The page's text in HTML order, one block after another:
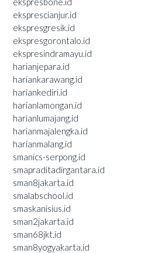
eksprescianjur.id
ekspresgresik.id
ekspresgorontalo.id
ekspresindramayu.id
harianjepara.id
hariankarawang.id
hariankediri.id
harianlamongan.id
harianlumajang.id
harianmajalengka.id
harianmalang.id
smanics-serpong.id
smapraditadirgantara.id
sman8jakarta.id
smalabschool.id
smaskanisius.id
sman2jakarta.id
sman68jkt.id
sman8yogyakarta.id